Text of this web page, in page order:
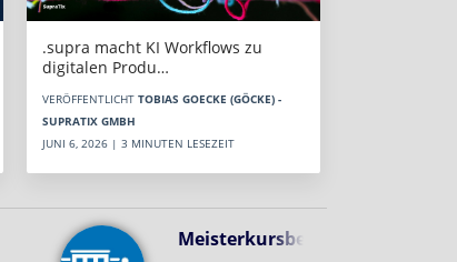
.supra macht KI Workflows zu
digitalen Produ…
VERÖFFENTLICHT TOBIAS GOECKE (GÖCKE) -
SUPRATIX GMBH
JUNI 6, 2026 | 3 MINUTEN LESEZEIT
Meisterkursbegl…